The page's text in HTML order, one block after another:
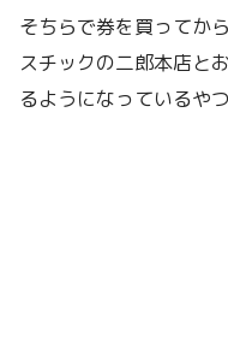
そちらで券を買ってか
スチックの二郎本店と
るようになっているや